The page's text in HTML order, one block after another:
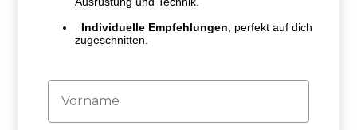
Individuelle Empfehlungen , perfekt auf dich
zugeschnitten.
Firstname